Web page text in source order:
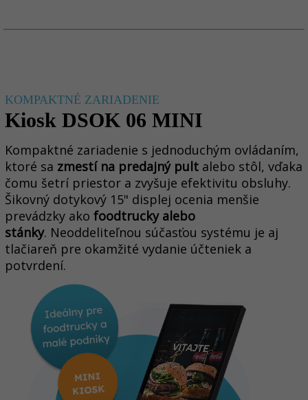
KOMPAKTNÉ ZARIADENIE
Kiosk DSOK 06 MINI
Kompaktné zariadenie s jednoduchým ovládaním,
ktoré sa zmestí na predajný pult alebo stôl, vďaka
čomu šetrí priestor a zvyšuje efektivitu obsluhy.
Šikovný dotykový 15" displej ocenia menšie
prevádzky ako foodtrucky alebo
stánky. Neoddeliteľnou súčasťou systému je aj
tlačiareň pre okamžité vydanie účteniek a
potvrdení.